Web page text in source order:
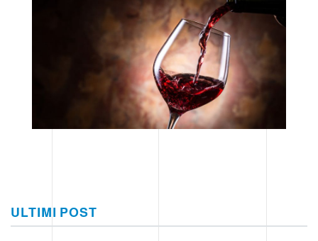
ULTIMI POST